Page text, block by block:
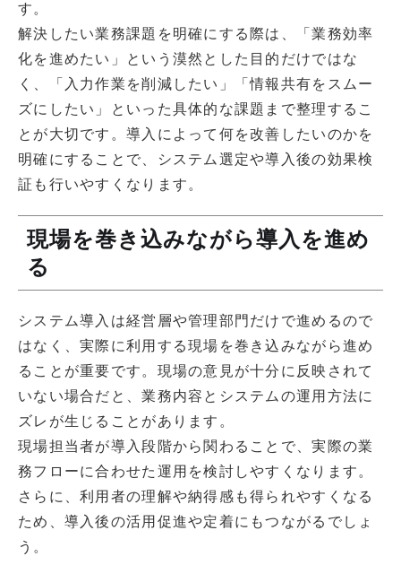
す。
解決したい業務課題を明確にする際は、「業務効率
化を進めたい」という漠然とした目的だけではな
く、「入力作業を削減したい」「情報共有をスムー
ズにしたい」といった具体的な課題まで整理するこ
とが大切です。導入によって何を改善したいのかを
明確にすることで、システム選定や導入後の効果検
証も行いやすくなります。
現場を巻き込みながら導入を進め
る
システム導入は経営層や管理部門だけで進めるので
はなく、実際に利用する現場を巻き込みながら進め
ることが重要です。現場の意見が十分に反映されて
いない場合だと、業務内容とシステムの運用方法に
ズレが生じることがあります。
現場担当者が導入段階から関わることで、実際の業
務フローに合わせた運用を検討しやすくなります。
さらに、利用者の理解や納得感も得られやすくなる
ため、導入後の活用促進や定着にもつながるでしょ
う。